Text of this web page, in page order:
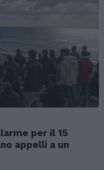
per il 15
appelli a un